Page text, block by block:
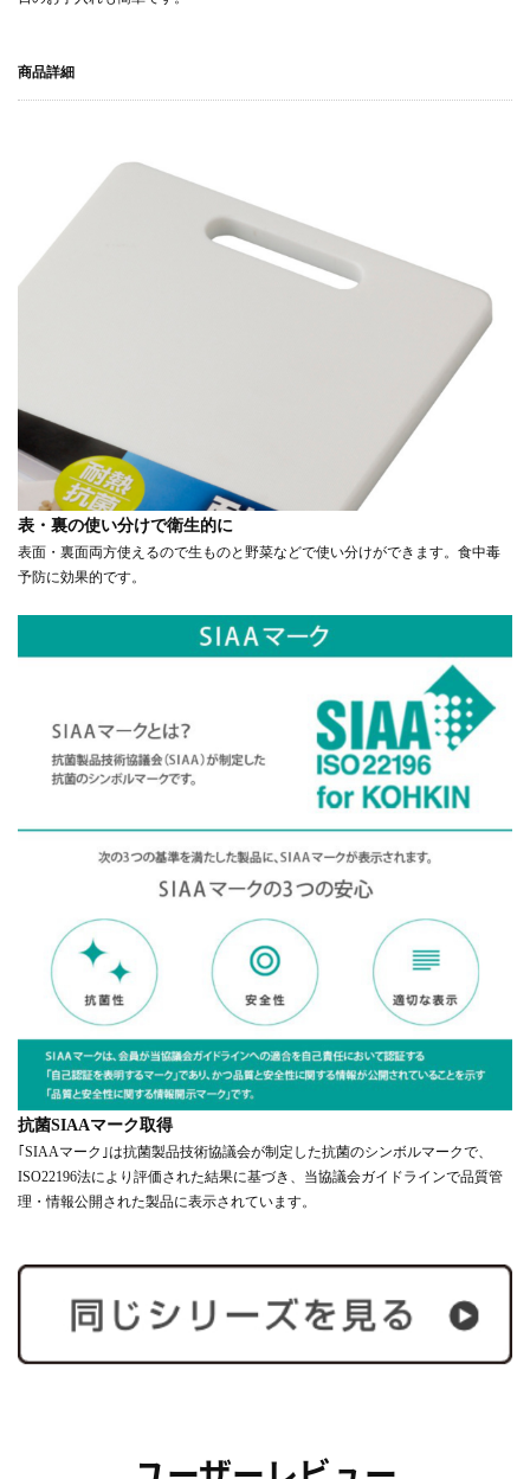
商品詳細
表・裏の使い分けで衛生的に
表面・裏面両方使えるので生ものと野菜などで使い分けができます。食中毒
予防に効果的です。
抗菌SIAAマーク取得
｢SIAAマーク｣は抗菌製品技術協議会が制定した抗菌のシンボルマークで、
ISO22196法により評価された結果に基づき、当協議会ガイドラインで品質管
理・情報公開された製品に表示されています。